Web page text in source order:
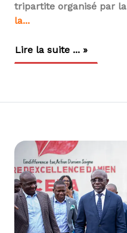
tripartite organisé par la
la...
Lire la suite ... »